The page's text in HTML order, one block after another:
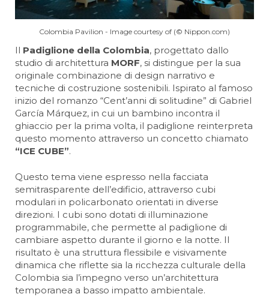
Colombia Pavilion - Image courtesy of (© Nippon.com)
Il Padiglione della Colombia, progettato dallo
studio di architettura MORF, si distingue per la sua
originale combinazione di design narrativo e
tecniche di costruzione sostenibili. Ispirato al famoso
inizio del romanzo “Cent’anni di solitudine” di Gabriel
García Márquez, in cui un bambino incontra il
ghiaccio per la prima volta, il padiglione reinterpreta
questo momento attraverso un concetto chiamato
“ICE CUBE”.
Questo tema viene espresso nella facciata
semitrasparente dell’edificio, attraverso cubi
modulari in policarbonato orientati in diverse
direzioni. I cubi sono dotati di illuminazione
programmabile, che permette al padiglione di
cambiare aspetto durante il giorno e la notte. Il
risultato è una struttura flessibile e visivamente
dinamica che riflette sia la ricchezza culturale della
Colombia sia l’impegno verso un’architettura
temporanea a basso impatto ambientale.